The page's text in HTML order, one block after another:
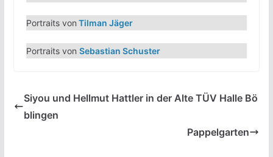
Portraits von Tilman Jäger
Portraits von Sebastian Schuster
Siyou und Hellmut Hattler in der Alte TÜV Halle Bö
blingen
Pappelgarten